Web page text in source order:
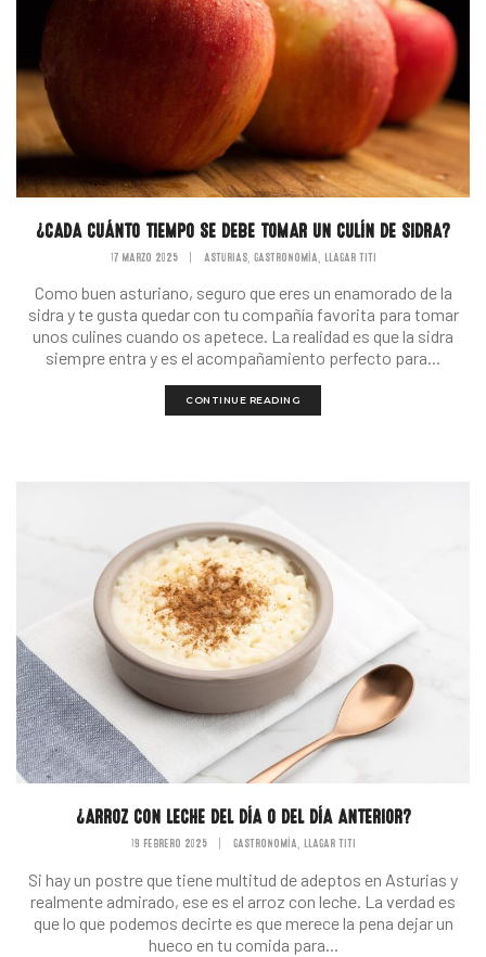
¿CADA CUÁNTO TIEMPO SE DEBE TOMAR UN CULÍN DE SIDRA?
17 MARZO 2025 ASTURIAS, GASTRONOMÍA, LLAGAR TITI
Como buen asturiano, seguro que eres un enamorado de la
sidra y te gusta quedar con tu compañía favorita para tomar
unos culines cuando os apetece. La realidad es que la sidra
siempre entra y es el acompañamiento perfecto para...
CONTINUE READING
¿ARROZ CON LECHE DEL DÍA O DEL DÍA ANTERIOR?
19 FEBRERO 2025 GASTRONOMÍA, LLAGAR TITI
Si hay un postre que tiene multitud de adeptos en Asturias y
realmente admirado, ese es el arroz con leche. La verdad es
que lo que podemos decirte es que merece la pena dejar un
hueco en tu comida para...